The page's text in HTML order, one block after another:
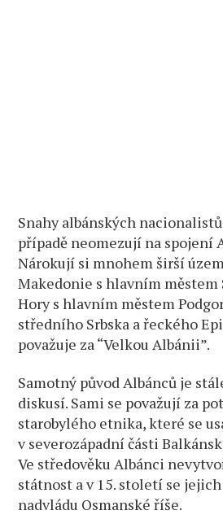
Snahy albánských
případě neomezují na spojení
Nárokují si mnohem širší
Makedonie s hlavním městem
Hory s hlavním městem
středního Srbska a řeckého
považuje za “Velkou Albánii”.
Samotný původ Albánců je
diskusí. Sami se považují za
starobylého etnika, které se
v severozápadní části
Ve středověku Albánci
státnost a v 15. století se
nadvládu Osmanské říše.